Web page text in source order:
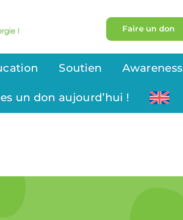
Faire un don
Soutien Awareness
un don aujourd’hui !